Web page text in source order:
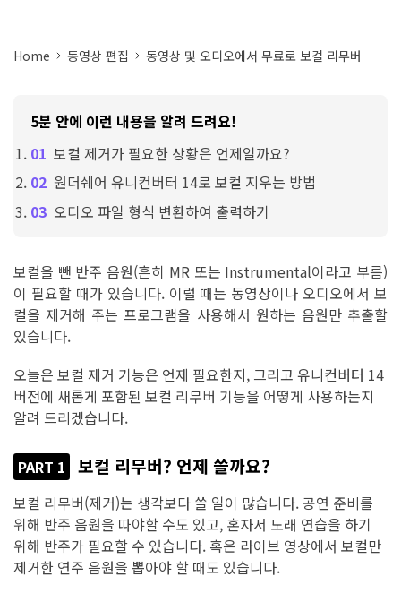
DVD / CD 사용자
크리에이티브 디자인
카메라 사용자
무비 사용자
새로운 정보
Home 동영상 편집 동영상 및 오디오에서 무료로 보컬 리무버
5분 안에 이런 내용을 알려 드려요!
보컬 제거가 필요한 상황은 언제일까요?
원더쉐어 유니컨버터 14로 보컬 지우는 방법
오디오 파일 형식 변환하여 출력하기
보컬을 뺀 반주 음원(흔히 MR 또는 Instrumental이라고 부름)
이 필요할 때가 있습니다. 이럴 때는 동영상이나 오디오에서 보
컬을 제거해 주는 프로그램을 사용해서 원하는 음원만 추출할
있습니다.
오늘은 보컬 제거 기능은 언제 필요한지, 그리고 유니컨버터 14
버전에 새롭게 포함된 보컬 리무버 기능을 어떻게 사용하는지
알려 드리겠습니다.
PART 1 보컬 리무버? 언제 쓸까요?
보컬 리무버(제거)는 생각보다 쓸 일이 많습니다. 공연 준비를
위해 반주 음원을 따야할 수도 있고, 혼자서 노래 연습을 하기
위해 반주가 필요할 수 있습니다. 혹은 라이브 영상에서 보컬만
제거한 연주 음원을 뽑아야 할 때도 있습니다.